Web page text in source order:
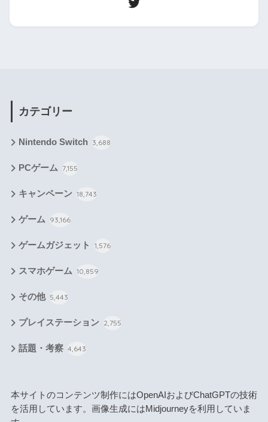
カテゴリー
Nintendo Switch 3,688
PCゲーム 7,155
キャンペーン 18,743
ゲーム 93,166
ゲームガジェット 1,576
スマホゲーム 10,859
その他 5,443
プレイステーション 2,755
話題・考察 4,643
本サイトのコンテンツ制作にはOpenAIおよびChatGPTの技術
を活用しています。画像生成にはMidjourneyを利用していま